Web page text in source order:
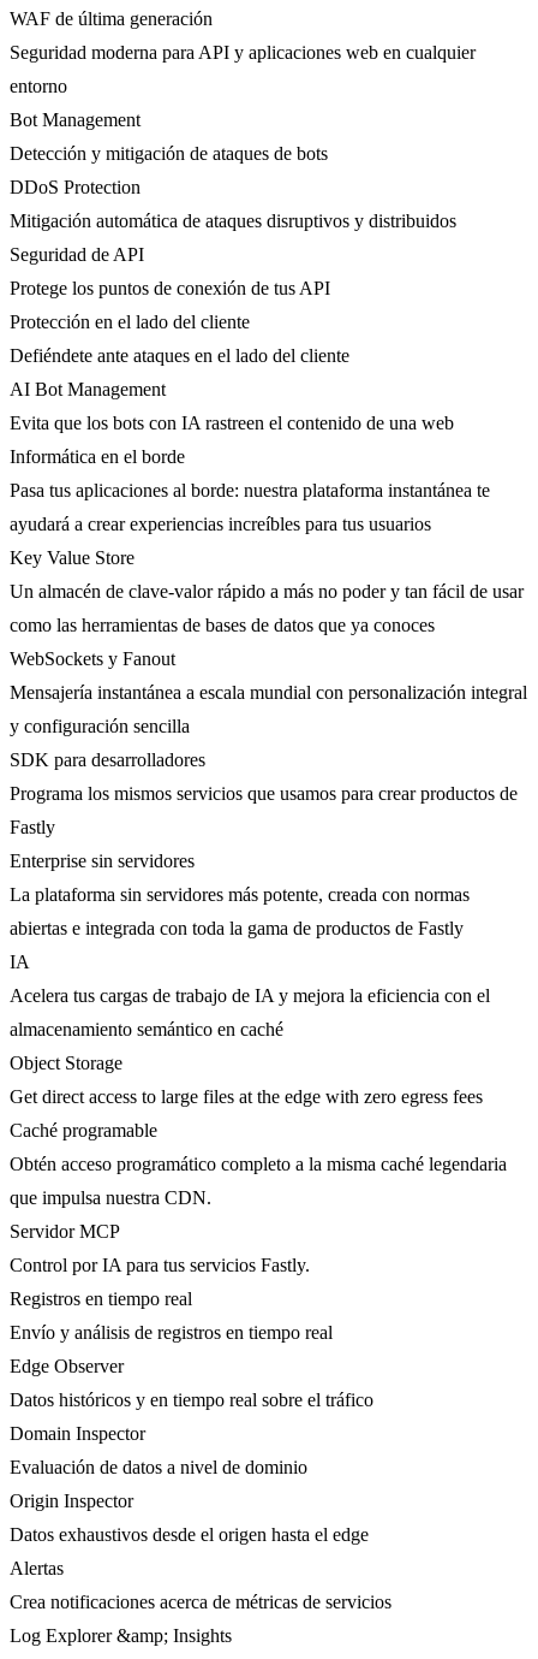
WAF de última generación
Seguridad moderna para API y aplicaciones web en cualquier
entorno
Bot Management
Detección y mitigación de ataques de bots
DDoS Protection
Mitigación automática de ataques disruptivos y distribuidos
Seguridad de API
Protege los puntos de conexión de tus API
Protección en el lado del cliente
Defiéndete ante ataques en el lado del cliente
AI Bot Management
Evita que los bots con IA rastreen el contenido de una web
Informática en el borde
Pasa tus aplicaciones al borde: nuestra plataforma instantánea te
ayudará a crear experiencias increíbles para tus usuarios
Key Value Store
Un almacén de clave-valor rápido a más no poder y tan fácil de usar
como las herramientas de bases de datos que ya conoces
WebSockets y Fanout
Mensajería instantánea a escala mundial con personalización integral
y configuración sencilla
SDK para desarrolladores
Programa los mismos servicios que usamos para crear productos de
Fastly
Enterprise sin servidores
La plataforma sin servidores más potente, creada con normas
abiertas e integrada con toda la gama de productos de Fastly
IA
Acelera tus cargas de trabajo de IA y mejora la eficiencia con el
almacenamiento semántico en caché
Object Storage
Get direct access to large files at the edge with zero egress fees
Caché programable
Obtén acceso programático completo a la misma caché legendaria
que impulsa nuestra CDN.
Servidor MCP
Control por IA para tus servicios Fastly.
Registros en tiempo real
Envío y análisis de registros en tiempo real
Edge Observer
Datos históricos y en tiempo real sobre el tráfico
Domain Inspector
Evaluación de datos a nivel de dominio
Origin Inspector
Datos exhaustivos desde el origen hasta el edge
Alertas
Crea notificaciones acerca de métricas de servicios
Log Explorer &amp; Insights